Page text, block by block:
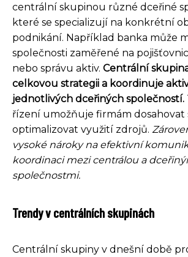
centrální skupinou různé dceřiné
které se specializují na konkrétní
podnikání. Například banka může
společnosti zaměřené na
nebo správu aktiv. Centrální
celkovou strategii a koordinuje
jednotlivých dceřiných společností.
řízení umožňuje firmám dosahovat
optimalizovat využití zdrojů.
vysoké nároky na efektivní
koordinaci mezi centrálou a
společnostmi.
Trendy v centrálních skupinách
Centrální skupiny v dnešní době